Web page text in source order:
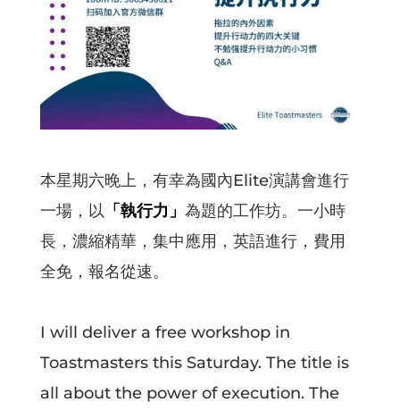
本星期六晚上，有幸為國內Elite演講會進行
一場，以 「執行力」 為題的工作坊。一小時
長，濃縮精華，集中應用，英語進行，費用
全免，報名從速。
I will deliver a free workshop in
Toastmasters this Saturday. The title is
all about the power of execution. The